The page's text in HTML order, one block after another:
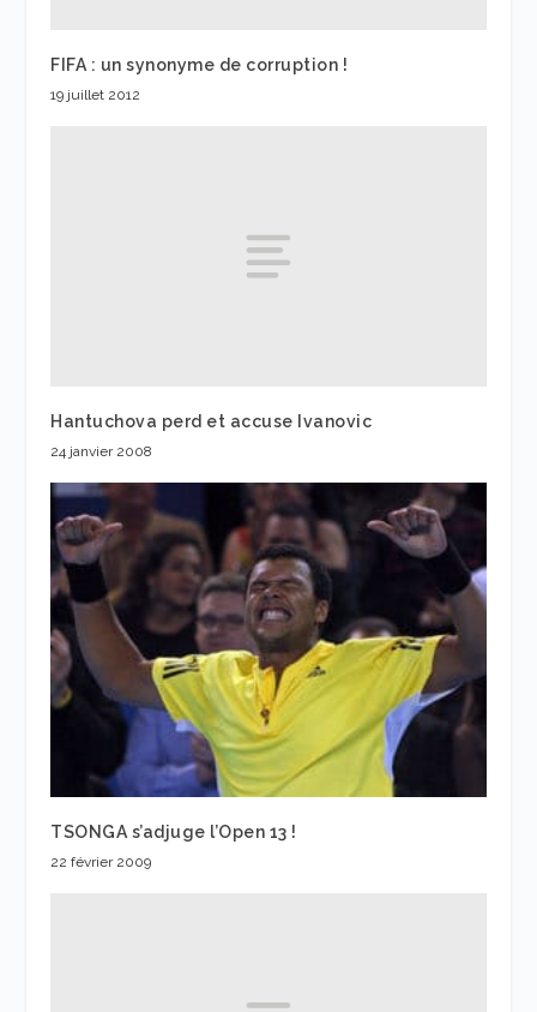
FIFA : un synonyme de corruption !
19 juillet 2012
Hantuchova perd et accuse Ivanovic
24 janvier 2008
TSONGA s’adjuge l’Open 13 !
22 février 2009